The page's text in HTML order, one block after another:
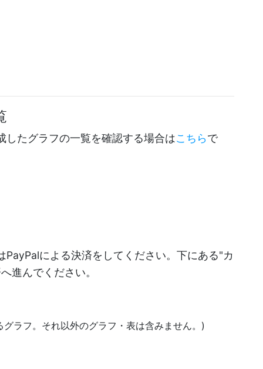
したグラフの一覧を確認する場合はこちらで
による決済をしてください。下にある"カ
進んでください。
ラフ。それ以外のグラフ・表は含みません。)